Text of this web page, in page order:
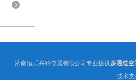
济南恒乐兴科仪器有限公司专业提供多通道空
技术支